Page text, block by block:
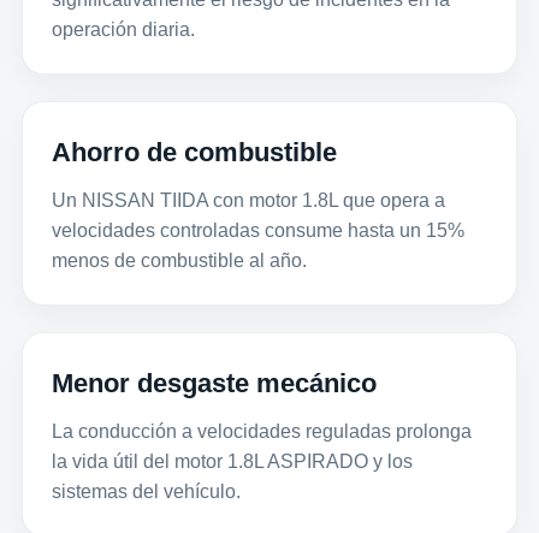
operación diaria.
Ahorro de combustible
Un NISSAN TIIDA con motor 1.8L que opera a
velocidades controladas consume hasta un 15%
menos de combustible al año.
Menor desgaste mecánico
La conducción a velocidades reguladas prolonga
la vida útil del motor 1.8L ASPIRADO y los
sistemas del vehículo.